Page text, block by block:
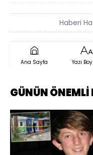
Haberi
Ana Sayfa Yazı
GÜNÜN ÖNEMLİ